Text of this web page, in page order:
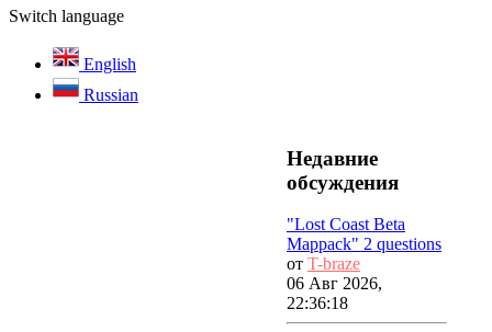
Switch language
English
Russian
Недавние
обсуждения
"Lost Coast Beta
Mappack" 2 questions
от T-braze
06 Авг 2026,
22:36:18